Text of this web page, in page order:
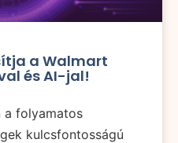
a Walmart
és AI-jal!
a folyamatos
kulcsfontosságú